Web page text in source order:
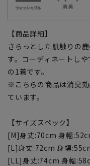
【商品詳細】
さらっとした肌触りの
す。コーディネートし
の1着です。
※こちらの商品は消臭
ています。
【サイズスペック】
[M]身丈:70cm 身幅
[L]身丈:72cm 身幅
[LL]身丈:74cm 身幅